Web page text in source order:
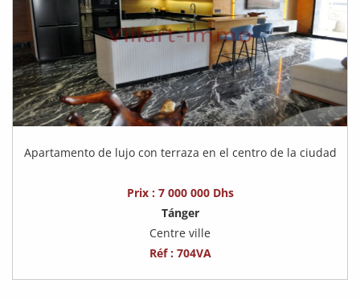
Apartamento de lujo con terraza en el centro de la ciudad
Prix : 7 000 000 Dhs
Tánger
Centre ville
Réf : 704VA